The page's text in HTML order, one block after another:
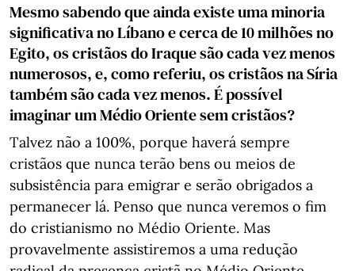
Mesmo sabendo que ainda existe uma minoria
significativa no Líbano e cerca de 10 milhões no
Egito, os cristãos do Iraque são cada vez menos
numerosos, e, como referiu, os cristãos na Síria
também são cada vez menos. É possível
imaginar um Médio Oriente sem cristãos?
Talvez não a 100%, porque haverá sempre
cristãos que nunca terão bens ou meios de
subsistência para emigrar e serão obrigados a
permanecer lá. Penso que nunca veremos o fim
do cristianismo no Médio Oriente. Mas
provavelmente assistiremos a uma redução